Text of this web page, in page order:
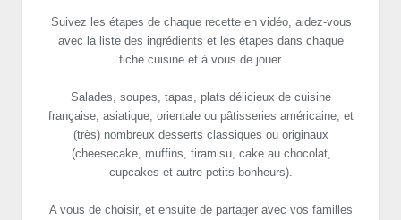
Suivez les étapes de chaque recette en vidéo, aidez-vous
avec la liste des ingrédients et les étapes dans chaque
fiche cuisine et à vous de jouer.
Salades, soupes, tapas, plats délicieux de cuisine
française, asiatique, orientale ou pâtisseries américaine, et
(très) nombreux desserts classiques ou originaux
(cheesecake, muffins, tiramisu, cake au chocolat,
cupcakes et autre petits bonheurs).
A vous de choisir, et ensuite de partager avec vos familles